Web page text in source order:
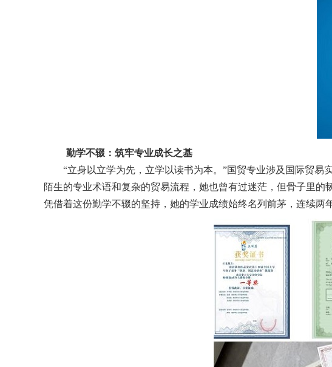
勤学不辍：筑牢专业成长之基
“立身以立学为先，立学以读书为本。”国贸专业涉及国际贸
陌生的专业术语和复杂的贸易流程， 她也曾有过迷茫，但骨子里的
凭借着这份勤学不辍的坚持， 她的学业成绩始终名列前茅，连续两